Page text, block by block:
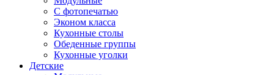
С фотопечатью
Эконом класса
Кухонные столы
Обеденные группы
Кухонные уголки
Детские